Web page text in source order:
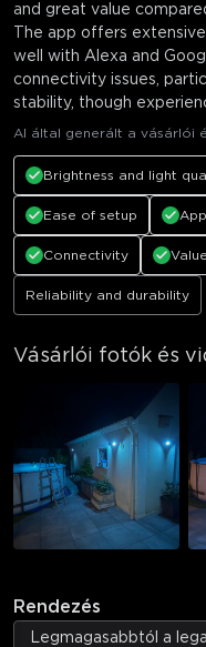
and great value
The app offers
well with Alexa and
connectivity issues,
stability, though
AI által generált a vásárlói
Brightness and light
Ease of setup
Connectivity
Reliability and durability
Vásárlói fotók és
Rendezés
Legmagasabbtól a